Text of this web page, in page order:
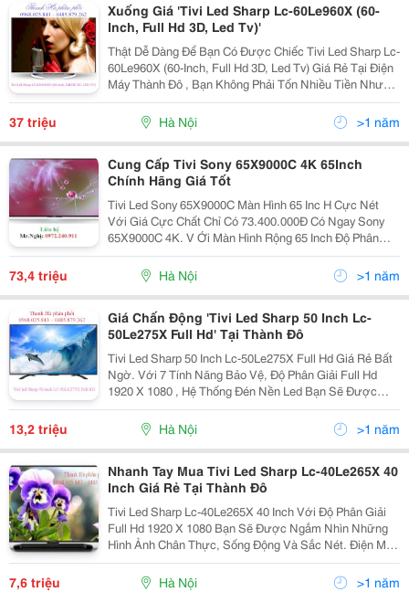
Xuống Giá 'Tivi Led Sharp Lc-60Le960X (60-
Inch, Full Hd 3D, Led Tv)'
Thật Dễ Dàng Để Bạn Có Được Chiếc Tivi Led Sharp Lc-
60Le960X (60-Inch, Full Hd 3D, Led Tv) Giá Rẻ Tại Điện
Máy Thành Đô , Bạn Không Phải Tốn Nhiều Tiền Nhưng
Vẫn Có Thể Sở Hữu Chiếc Tivi Hiện Đại Đang Hot Trên
Thị Trường Hiện Nay. Hãy Nhanh Chân Đến
37 triệu Hà Nội >1 năm
Cung Cấp Tivi Sony 65X9000C 4K 65Inch
Chính Hãng Giá Tốt
Tivi Led Sony 65X9000C Màn Hình 65 Inc H Cực Nét
Với Giá Cực Chất Chỉ Có 73.400.000Đ Có Ngay Sony
65X9000C 4K. V Ới Màn Hình Rộng 65 Inch Độ Phân
Giải Ultra Hd, Tivi Led 65 Inch Sony 65X9000C Cho Khả
Năng Hiển Thị Hình Ảnh Cực Nét Và Rõ Ràng. Bộ X
73,4 triệu Hà Nội >1 năm
Giá Chấn Động 'Tivi Led Sharp 50 Inch Lc-
50Le275X Full Hd' Tại Thành Đô
Tivi Led Sharp 50 Inch Lc-50Le275X Full Hd Giá Rẻ Bất
Ngờ. Với 7 Tính Năng Bảo Vệ, Độ Phân Giải Full Hd
1920 X 1080 , Hệ Thống Đén Nền Led Bạn Sẽ Được
Hòa Mình Vào Thế Giới Âm Thanh Hình Ảnh Chân Thực
Và Sống Động. Điện Máy Thành Đô Chuyên Phân Ph
13,2 triệu Hà Nội >1 năm
Nhanh Tay Mua Tivi Led Sharp Lc-40Le265X 40
Inch Giá Rẻ Tại Thành Đô
Tivi Led Sharp Lc-40Le265X 40 Inch Với Độ Phân Giải
Full Hd 1920 X 1080 Bạn Sẽ Được Ngắm Nhìn Những
Hình Ảnh Chân Thực, Sống Động Và Sắc Nét. Điện Máy
Thành Đô Chuyên Phân Phối Tivi, Tủ Lạnh, Điều Hòa,
Máy Giặt, Đồ Gia Dụng Chính Hãng. Liên Hệ Tha
7,6 triệu Hà Nội >1 năm